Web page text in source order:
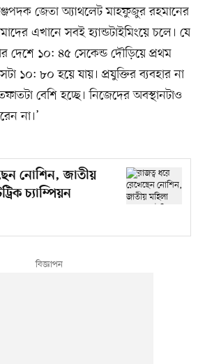
জেতা অ্যাথলেট মাহফুজুর রহমানের
এখানে সবই হ্যান্ডটাইমিংয়ে চলে। যে
দেশে ১০: ৪৫ সেকেন্ড দৌড়িয়ে প্রথম
১০: ৮০ হয়ে যায়। প্রযুক্তির ব্যবহার না
বেশি হচ্ছে। নিজেদের অবস্থানটাও
না।’
নোশিন, জাতীয়
চ্যাম্পিয়ন